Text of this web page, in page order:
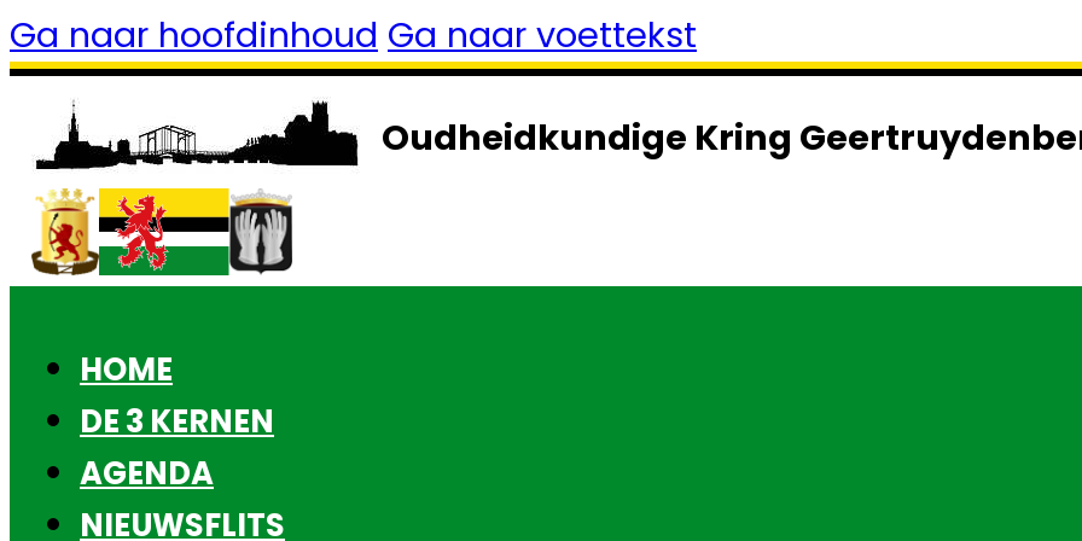
Ga naar hoofdinhoud Ga naar voettekst
Oudheidkundige Kring
HOME
DE 3 KERNEN
AGENDA
NIEUWSFLITS